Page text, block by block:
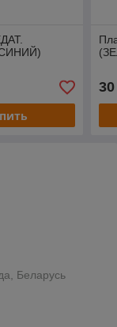
30
Беларусь